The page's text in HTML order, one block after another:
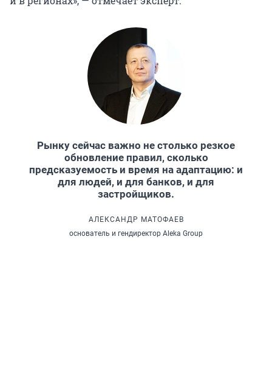
Рынку сейчас важно не столько резкое
обновление правил, сколько
предсказуемость и время на адаптацию: и
для людей, и для банков, и для
застройщиков.
АЛЕКСАНДР МАТОФАЕВ
основатель и гендиректор Aleka Group